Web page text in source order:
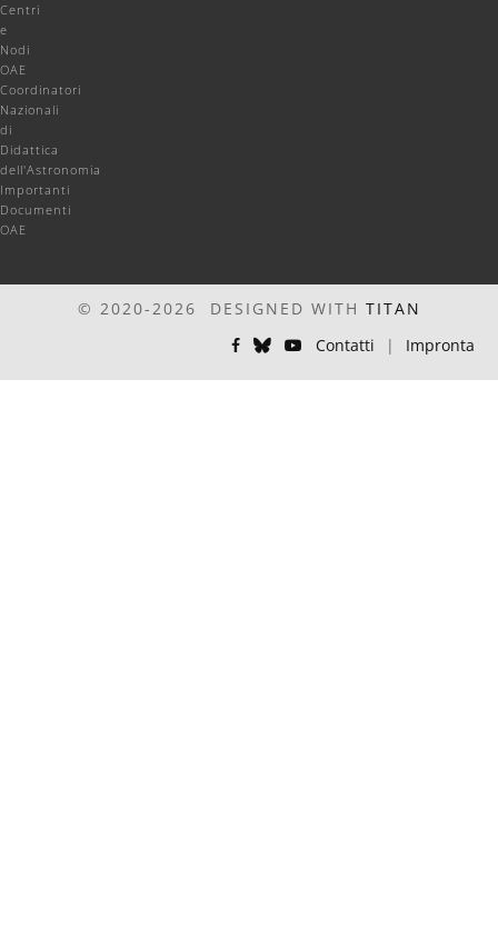
Centri
e
Nodi
OAE
Coordinatori
Nazionali
di
Didattica
dell'Astronomia
Importanti
Documenti
OAE
© 2020-2026 DESIGNED WITH TITAN
Contatti
| Impronta